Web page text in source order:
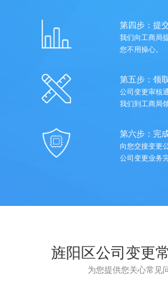
第四步：提
我们向工商局
您不用操心。
第五步：领
公司变更审核
我们到工商局
第六步：完
向您交接变更
公司变更业务完
旌阳区公司变更
为您提供您关心常见